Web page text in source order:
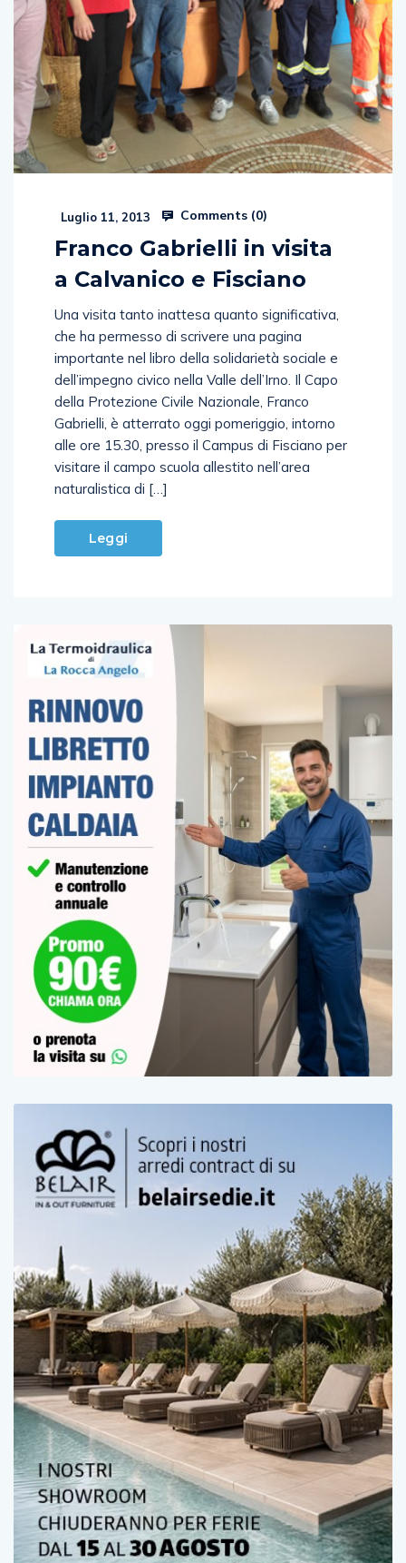
Luglio 11, 2013 Comments (0)
Franco Gabrielli in visita
a Calvanico e Fisciano
Una visita tanto inattesa quanto significativa,
che ha permesso di scrivere una pagina
importante nel libro della solidarietà sociale e
dell’impegno civico nella Valle dell’Irno. Il Capo
della Protezione Civile Nazionale, Franco
Gabrielli, è atterrato oggi pomeriggio, intorno
alle ore 15.30, presso il Campus di Fisciano per
visitare il campo scuola allestito nell’area
naturalistica di […]
Leggi